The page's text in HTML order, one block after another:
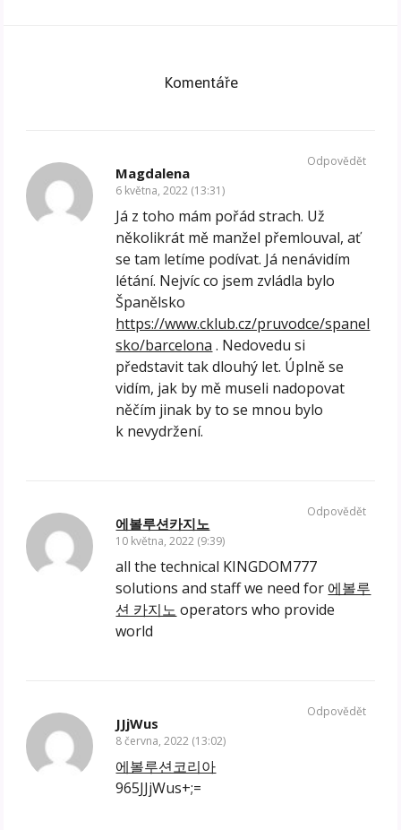
Komentáře
Magdalena
6 května, 2022 (13:31)
Já z toho mám pořád strach. Už
několikrát mě manžel přemlouval, ať
se tam letíme podívat. Já nenávidím
létání. Nejvíc co jsem zvládla bylo
Španělsko
https://www.cklub.cz/pruvodce/spanel
sko/barcelona . Nedovedu si
představit tak dlouhý let. Úplně se
vidím, jak by mě museli nadopovat
něčím jinak by to se mnou bylo
k nevydržení.
Odpovědět
에볼루션카지노
10 května, 2022 (9:39)
all the technical KINGDOM777
solutions and staff we need for 에볼루
션 카지노 operators who provide
world
Odpovědět
JJjWus
8 června, 2022 (13:02)
에볼루션코리아
965JJjWus+;=
Odpovědět